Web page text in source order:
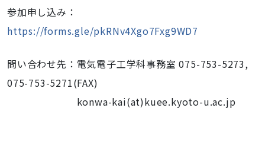
参加申し込み：
https://forms.gle/pkRNv4Xgo7Fxg9WD7
問い合わせ先：電気電子工学科事務室 075-753-5273,
075-753-5271(FAX)
konwa-kai(at)kuee.kyoto-u.ac.jp